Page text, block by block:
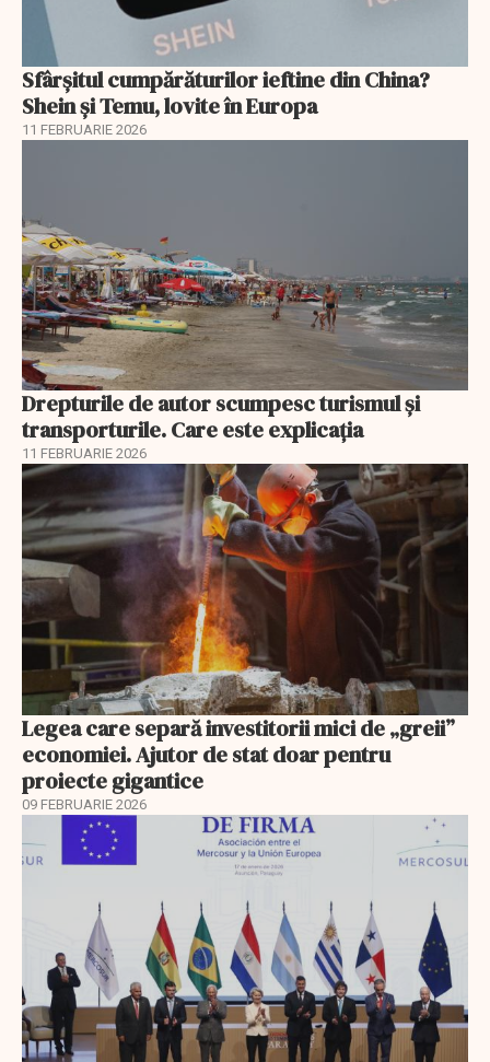
Sfârșitul cumpărăturilor ieftine din China?
Shein și Temu, lovite în Europa
11 FEBRUARIE 2026
Drepturile de autor scumpesc turismul și
transporturile. Care este explicația
11 FEBRUARIE 2026
Legea care separă investitorii mici de „greii”
economiei. Ajutor de stat doar pentru
proiecte gigantice
09 FEBRUARIE 2026